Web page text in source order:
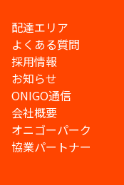
配達エリア
よくある質問
採用情報
お知らせ
ONIGO通信
会社概要
オニゴーパーク
協業パートナー